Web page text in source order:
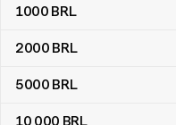
1000 BRL
2000 BRL
5000 BRL
10 000 BRL